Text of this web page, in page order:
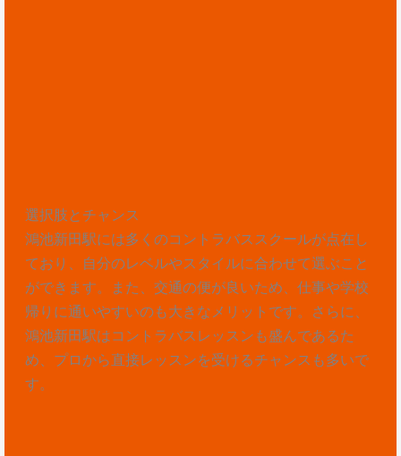
選択肢とチャンス
鴻池新田駅には多くのコントラバススクールが点在し
ており、自分のレベルやスタイルに合わせて選ぶこと
ができます。また、交通の便が良いため、仕事や学校
帰りに通いやすいのも大きなメリットです。さらに、
鴻池新田駅はコントラバスレッスンも盛んであるた
め、プロから直接レッスンを受けるチャンスも多いで
す。